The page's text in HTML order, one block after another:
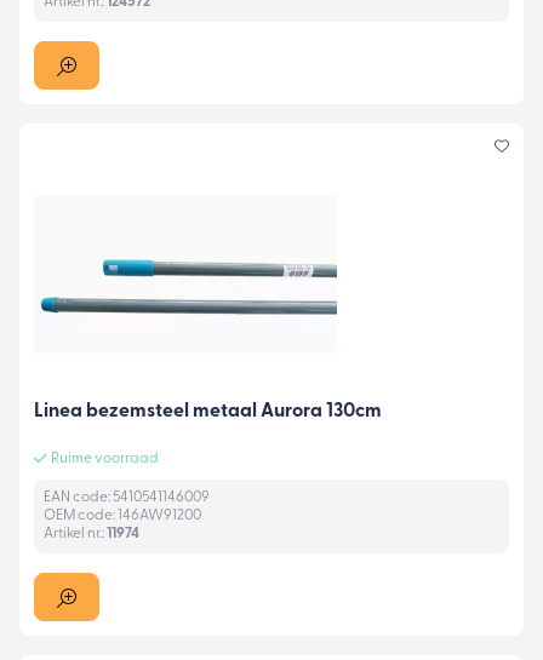
Linea bezemsteel metaal Aurora 130cm
Ruime voorraad
EAN code: 5410541146009
OEM code: 146AW91200
Artikel nr.:11974